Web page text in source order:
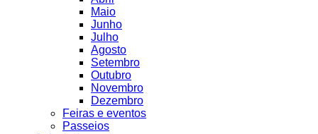
Maio
Junho
Julho
Agosto
Setembro
Outubro
Novembro
Dezembro
Feiras e eventos
Passeios